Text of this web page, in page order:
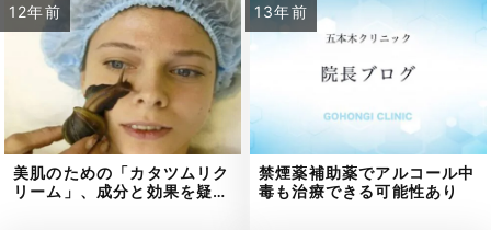
12年前
美肌のための「カタツムリク
リーム」、成分と効果を疑…
13年前
禁煙薬補助薬でアルコール中
毒も治療できる可能性あり